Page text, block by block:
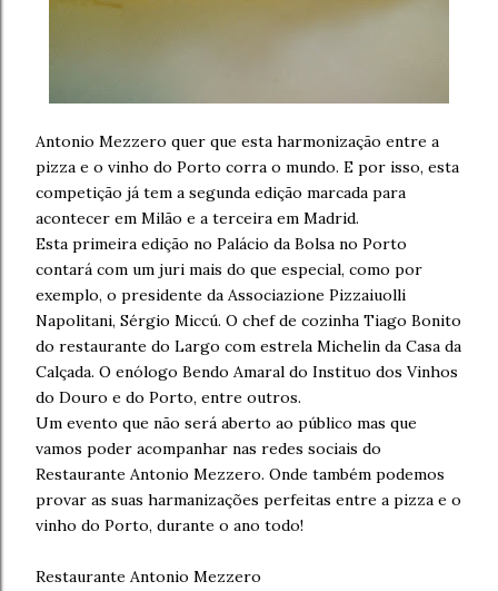
Antonio Mezzero quer que esta harmonização entre a
pizza e o vinho do Porto corra o mundo. E por isso, esta
competição já tem a segunda edição marcada para
acontecer em Milão e a terceira em Madrid.
Esta primeira edição no Palácio da Bolsa no Porto
contará com um juri mais do que especial, como por
exemplo, o presidente da Associazione Pizzaiuolli
Napolitani, Sérgio Miccú. O chef de cozinha Tiago Bonito
do restaurante do Largo com estrela Michelin da Casa da
Calçada. O enólogo Bendo Amaral do Instituo dos Vinhos
do Douro e do Porto, entre outros.
Um evento que não será aberto ao público mas que
vamos poder acompanhar nas redes sociais do
Restaurante Antonio Mezzero. Onde também podemos
provar as suas harmanizações perfeitas entre a pizza e o
vinho do Porto, durante o ano todo!
Restaurante Antonio Mezzero